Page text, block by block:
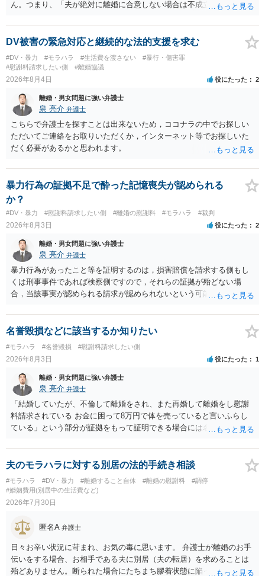
ん。つまり、「夫が絶対に離婚に合意しない場合は不成立になり」、
きません。 調停段階での離婚成立を希望するなら、夫が離婚に前向き
になるような条件提示をする等、模索するほかありません（極端な話
をいえば、夫から「この条件なら離婚してもよい」として提示された
条件を全部丸呑みする、という方法しかないかもしれません）。た
だ、離婚訴訟をしたくないという考えを見透かされてしまうと、逆に
に抵抗する可能性が高いのであれば、むしろ淡々と調停不成立にして
離婚訴訟で離婚原因を主張し、判決へ持っていく方が近道であること
も少なくありません。見通し等を含め、弁護士へ相談・依頼した方が
よいと思います。
DV被害の緊急対応と継続的な法的支援を求む
#DV・暴力 #モラハラ #生活費を渡さない
#暴行・傷害罪
#慰謝料請求したい側
#離婚協議
2026年8月4日 役にたった 2
離婚・男女問題に強い弁護士
泉 亮介 弁護士
こちらで弁護士を探すことは出来ないため，ココナラの中でお探しい
ただいてご連絡をお取りいただくか，インターネット等でお探しいた
だく必要があるかと思われます。
暴力行為の証拠不足で酔った記憶喪失が認められる
か？
#DV・暴力 #慰謝料請求したい側 #離婚の慰謝料 #モラハラ #裁判
2026年8月3日 役にたった 2
離婚・男女問題に強い弁護士
泉 亮介 弁護士
暴力行為があったこと等を証明するのは，損害賠償を請求する側もし
くは刑事事件であれば検察側ですので，それらの証拠が殆どない場
合，当該事実が認められる請求が認められないという可能性はあるで
名誉毀損などに該当するか知りたい
#モラハラ #名誉毀損 #慰謝料請求したい側
2026年8月3日 役にたった 1
離婚・男女問題に強い弁護士
泉 亮介 弁護士
「結婚していたが、不倫して離婚をされ、また再婚して離婚をし慰謝
料請求されている お金に困って8万円で体を売っていると言いふらし
ている」という部分が証拠をもって証明できる場合には名誉権侵害や
ょう。 既に弁護士にご依頼されているとのことですので，依頼中の弁
護士と打ち合わせの末どのように対応するかを決められると良いでし
夫のモラハラに対する別居の法的手続き相談
#モラハラ #DV・暴力 #離婚すること自体 #離婚の慰謝料
#調停
#婚姻費用(別居中の生活費など)
2026年7月30日
匿名A 弁護士
日々お辛い状況に苛まれ、お気の毒に思います。 弁護士が離婚のお手
伝いをする場合、お相手である夫に別居（夫の転居）を求めることは
殆どありません。断られた場合にたちまち膠着状態に陥ってしまうの